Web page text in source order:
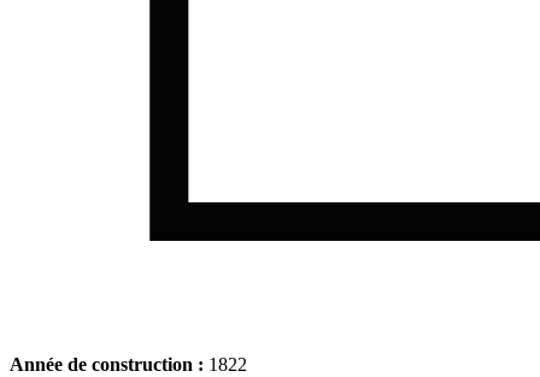
Année de construction : 1822